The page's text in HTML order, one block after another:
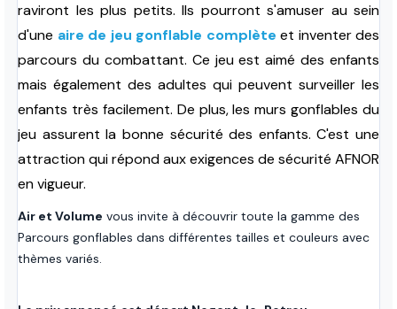
raviront les plus petits. Ils pourront s'amuser au sein
d'une aire de jeu gonflable complète et inventer des
parcours du combattant. Ce jeu est aimé des enfants
mais également des adultes qui peuvent surveiller les
enfants très facilement. De plus, les murs gonflables du
jeu assurent la bonne sécurité des enfants. C'est une
attraction qui répond aux exigences de sécurité AFNOR
en vigueur.
Air et Volume vous invite à découvrir toute la gamme des
Parcours gonflables dans différentes tailles et couleurs avec
thèmes variés.